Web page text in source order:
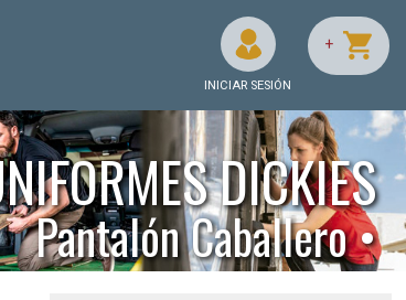
INICIAR SESIÓN
+
DICKIES
Pantalón Caballero •